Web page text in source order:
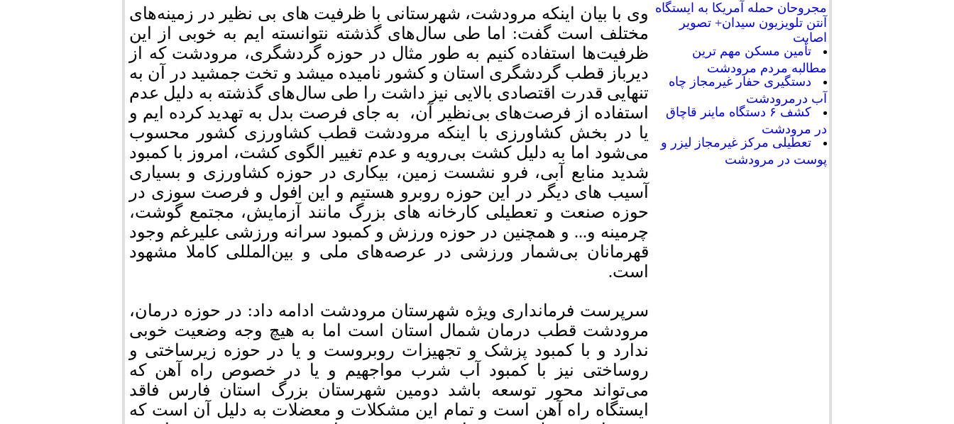
مجروحان حمله آمریکا به ایستگاه
آنتن تلویزیون سیدان+ تصویر
اصابت
تأمین مسکن مهم ترین
مطالبه مردم مرودشت
دستگیری حفار غیرمجاز چاه
آب درمرودشت
کشف ۶ دستگاه ماینر قاچاق
در مرودشت
تعطیلی مرکز غیرمجاز لیزر و
پوست در مرودشت
وی با بیان اینکه مرودشت، شهرستانی با ظرفیت های بی نظیر در زمینه‌های
مختلف است گفت: اما طی سال‌های گذشته نتوانسته ایم به خوبی از این
ظرفیت‌ها استفاده کنیم به طور مثال در حوزه گردشگری، مرودشت که از
دیرباز قطب گردشگری استان و کشور نامیده میشد و تخت جمشید در آن به
تنهایی قدرت اقتصادی بالایی نیز داشت را طی سال‌های گذشته به دلیل عدم
استفاده از فرصت‌های بی‌نظیر آن، به جای فرصت بدل به تهدید کرده ایم و
یا در بخش کشاورزی با اینکه مرودشت قطب کشاورزی کشور محسوب
می‌شود اما به دلیل کشت بی‌رویه و عدم تغییر الگوی کشت، امروز با کمبود
شدید منابع آبی، فرو نشست زمین، بیکاری در حوزه کشاورزی و بسیاری
آسیب های دیگر در این حوزه روبرو هستیم و این افول و فرصت سوزی در
حوزه صنعت و تعطیلی کارخانه های بزرگ مانند آزمایش، مجتمع گوشت،
چرمینه و... و همچنین در حوزه ورزش و کمبود سرانه ورزشی علیرغم وجود
قهرمانان بی‌شمار ورزشی در عرصه‌های ملی و بین‌المللی کاملا مشهود
است.
سرپرست فرمانداری ویژه شهرستان مرودشت ادامه داد: در حوزه درمان،
مرودشت قطب درمان شمال استان است اما به هیچ وجه وضعیت خوبی
ندارد و با کمبود پزشک و تجهیزات روبروست و یا در حوزه زیرساختی و
روساختی نیز با کمبود آب شرب مواجهیم و یا در خصوص راه آهن که
می‌تواند محور توسعه باشد دومین شهرستان بزرگ استان فارس فاقد
ایستگاه راه آهن است و تمام این مشکلات و معضلات به دلیل آن است که